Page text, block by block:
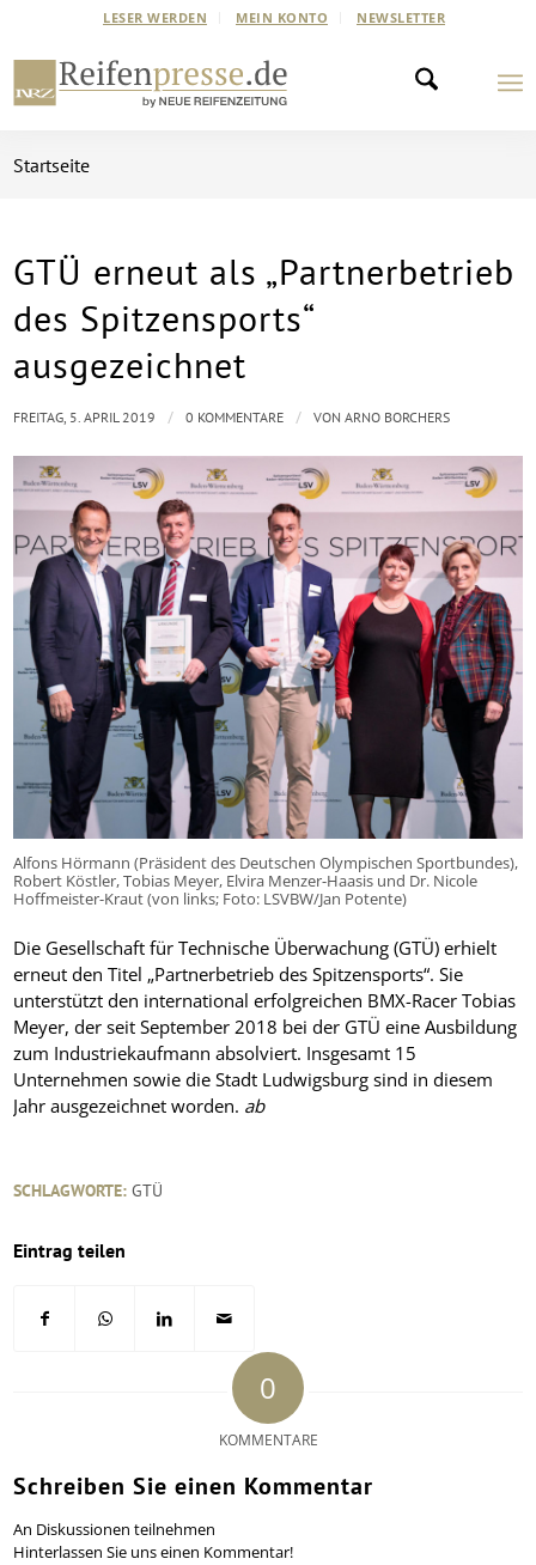
LESER WERDEN MEIN KONTO NEWSLETTER
Startseite
GTÜ erneut als „Partnerbetrieb
des Spitzensports“
ausgezeichnet
Alfons Hörmann (Präsident des Deutschen Olympischen Sportbundes),
Robert Köstler, Tobias Meyer, Elvira Menzer-Haasis und Dr. Nicole
Hoffmeister-Kraut (von links; Foto: LSVBW/Jan Potente)
Die Gesellschaft für Technische Überwachung (GTÜ) erhielt
erneut den Titel „Partnerbetrieb des Spitzensports“. Sie
unterstützt den international erfolgreichen BMX-Racer Tobias
Meyer, der seit September 2018 bei der GTÜ eine Ausbildung
zum Industriekaufmann absolviert. Insgesamt 15
Unternehmen sowie die Stadt Ludwigsburg sind in diesem
Jahr ausgezeichnet worden. ab
FREITAG, 5. APRIL 2019 / 0 KOMMENTARE / VONARNO BORCHERS
SCHLAGWORTE: GTÜ
Eintrag teilen
0
KOMMENTARE
Schreiben Sie einen Kommentar
An Diskussionen teilnehmen
Hinterlassen Sie uns einen Kommentar!